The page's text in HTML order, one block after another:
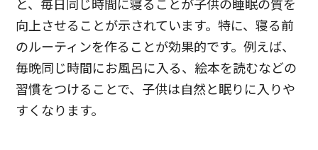
と、毎日同じ時間に寝ることが子供の睡眠の質を
向上させることが示されています。特に、寝る前
のルーティンを作ることが効果的です。例えば、
毎晩同じ時間にお風呂に入る、絵本を読むなどの
習慣をつけることで、子供は自然と眠りに入りや
すくなります。